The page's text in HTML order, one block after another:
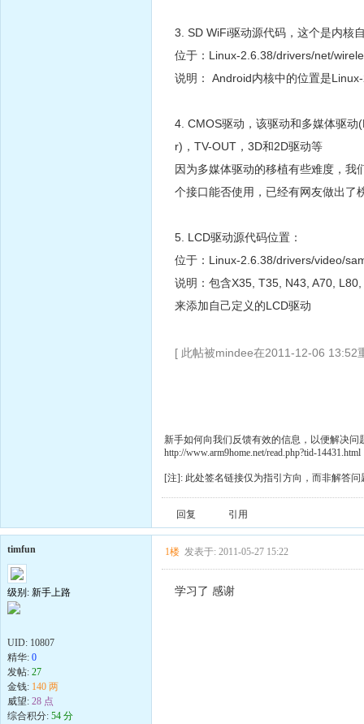
3. SD WiFi驱动源代码，这个是内核
位于：Linux-2.6.38/drivers/net/
说明： Android内核中的位置是
4. CMOS驱动，该驱动和多媒体驱
r)，TV-OUT，3D和2D驱动等
因为多媒体驱动的移植有些难度，我
个接口能否使用，已经有网友做出了
5. LCD驱动源代码位置：
位于：Linux-2.6.38/drivers/video/
说明：包含X35, T35, N43, A70,
来添加自己定义的LCD驱动
[ 此帖被mindee在2011-12-06 13:52
新手如何向我们反馈有效的信息，以便解决问
http://www.arm9home.net/read.php?tid-14431.html
[注]: 此处签名链接仅为指引方向，而非解答问
回复 引用
timfun
级别: 新手上路
UID: 10807
精华: 0
发帖: 27
金钱: 140 两
威望: 28 点
综合积分: 54 分
1楼 发表于: 2011-05-27 15:22
学习了 感谢